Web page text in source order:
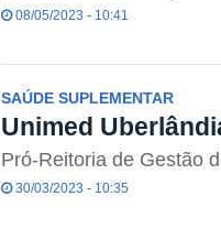
08/05/2023 - 10:41
SAÚDE SUPLEMENTAR
Unimed
Pró-Reitoria de Gestão
30/03/2023 - 10:35